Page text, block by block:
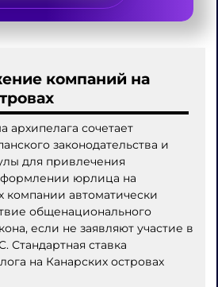
компаний на
архипелага сочетает
законодательства и
для привлечения
юрлица на
компании автоматически
общенационального
если не заявляют участие в
Стандартная ставка
на Канарских островах